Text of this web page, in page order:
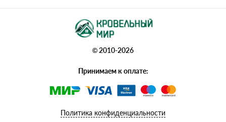
© 2010-2026
Принимаем к оплате:
Политика конфиденциальности